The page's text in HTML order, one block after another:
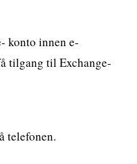
konto innen e-
tilgang til Exchange-
telefonen.